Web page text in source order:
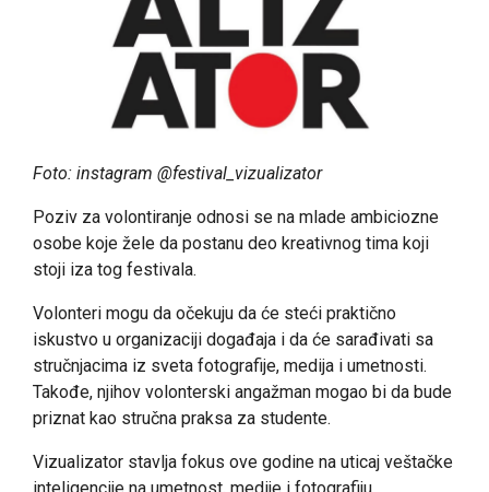
Foto: instagram @festival_vizualizator
Poziv za volontiranje odnosi se na mlade ambiciozne
osobe koje žele da postanu deo kreativnog tima koji
stoji iza tog festivala.
Volonteri mogu da očekuju da će steći praktično
iskustvo u organizaciji događaja i da će sarađivati sa
stručnjacima iz sveta fotografije, medija i umetnosti.
Takođe, njihov volonterski angažman mogao bi da bude
priznat kao stručna praksa za studente.
Vizualizator stavlja fokus ove godine na uticaj veštačke
inteligencije na umetnost, medije i fotografiju.